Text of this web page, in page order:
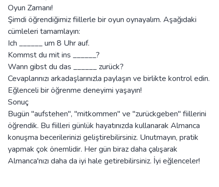
Oyun Zamanı!
Şimdi öğrendiğimiz fiillerle bir oyun oynayalım. Aşağıdaki
cümleleri tamamlayın:
Ich ______ um 8 Uhr auf.
Kommst du mit ins ______?
Wann gibst du das ______ zurück?
Cevaplarınızı arkadaşlarınızla paylaşın ve birlikte kontrol edin.
Eğlenceli bir öğrenme deneyimi yaşayın!
Sonuç
Bugün "aufstehen", "mitkommen" ve "zurückgeben" fiillerini
öğrendik. Bu fiilleri günlük hayatınızda kullanarak Almanca
konuşma becerilerinizi geliştirebilirsiniz. Unutmayın, pratik
yapmak çok önemlidir. Her gün biraz daha çalışarak
Almanca'nızı daha da iyi hale getirebilirsiniz. İyi eğlenceler!